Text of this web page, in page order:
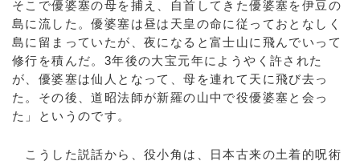
そこで優婆塞の母を捕え、自首してきた優婆塞を伊豆の
島に流した。優婆塞は昼は天皇の命に従っておとなしく
島に留まっていたが、夜になると富士山に飛んでいって
修行を積んだ。3年後の大宝元年にようやく許された
が、優婆塞は仙人となって、母を連れて天に飛び去っ
た。その後、道昭法師が新羅の山中で役優婆塞と会っ
た」というのです。
こうした説話から、役小角は、日本古来の土着的呪術